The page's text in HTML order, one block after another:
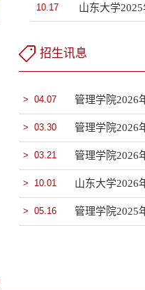
10.17 山东大学
招生讯息
> 04.07 管理学院2026
> 03.30
> 03.21 管理学院2026
> 10.01 山东大学2026
> 05.16 管理学院2025